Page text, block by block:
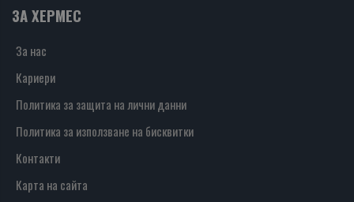
ЗА ХЕРМЕС
За нас
Кариери
Политика за защита на лични данни
Политика за използване на бисквитки
Контакти
Карта на сайта